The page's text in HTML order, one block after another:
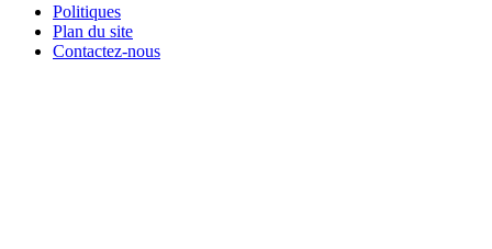
Politiques
Plan du site
Contactez-nous